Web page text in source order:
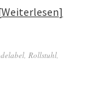
Weiterlesen
Rollstuhl